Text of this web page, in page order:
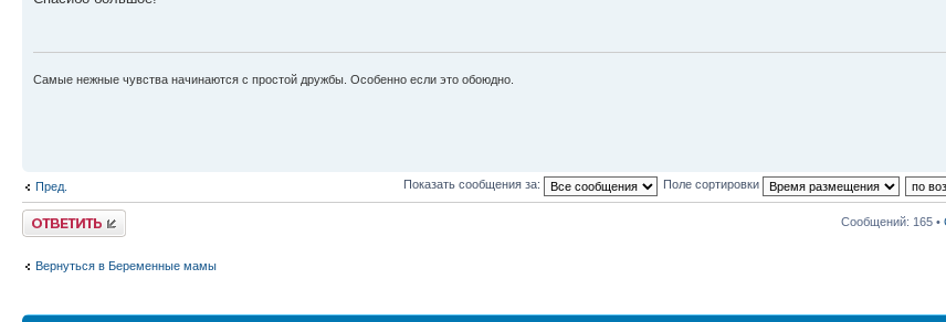
Самые нежные чувства начинаются с простой дружбы. Особенно если это обоюдно.
Пред. Показать сообщения за: Поле сортировки
Ответить Сообщений: 165 •
Вернуться в Беременные мамы